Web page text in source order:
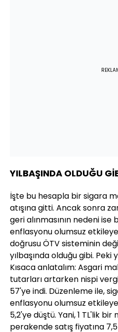
YILBAŞINDA OLDUĞU
İşte bu hesapla bir sigara
atışına gitti. Ancak sonra
geri alınmasının nedeni ise
enflasyonu olumsuz
doğrusu ÖTV sisteminin
yılbaşında olduğu gibi. Peki
Kısaca anlatalım: Asgari
tutarları artarken nispi
57'ye indi. Düzenleme ile,
enflasyonu olumsuz
5,2'ye düştü. Yani, 1 TL'lik
perakende satış fiyatına